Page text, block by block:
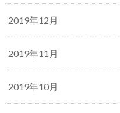
2019年12月
2019年11月
2019年10月